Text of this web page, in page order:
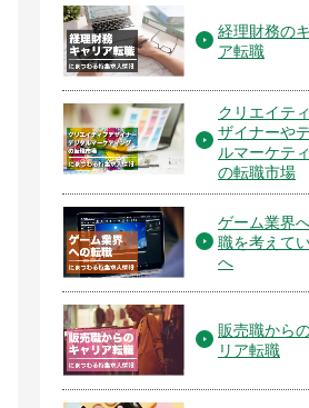
経理財務の
ア転職
クリエイテ
ザイナーや
ルマーケテ
の転職市場
ゲーム業界
職を考えて
へ
販売職から
リア転職